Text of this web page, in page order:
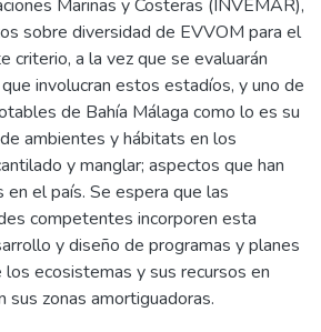
Marinas y Costeras (INVEMAR),
sobre diversidad de EVVOM para el
criterio, a la vez que se evaluarán
involucran estos estadíos, y uno de
de Bahía Málaga como lo es su
ambientes y hábitats en los
y manglar; aspectos que han
el país. Se espera que las
competentes incorporen esta
y diseño de programas y planes
ecosistemas y sus recursos en
sus zonas amortiguadoras.